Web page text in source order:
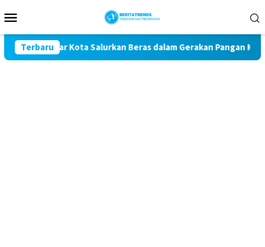
ke
Mobile
Terbaru
Blitar Kota Salurkan Beras dalam Gerakan Pangan Murah